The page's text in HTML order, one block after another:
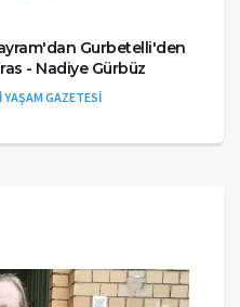
Gurbetelli'den
- Nadiye Gürbüz
YAŞAM GAZETESİ